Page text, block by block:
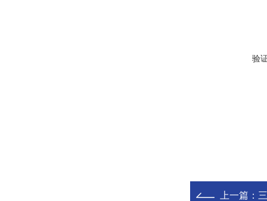
验
上一篇：